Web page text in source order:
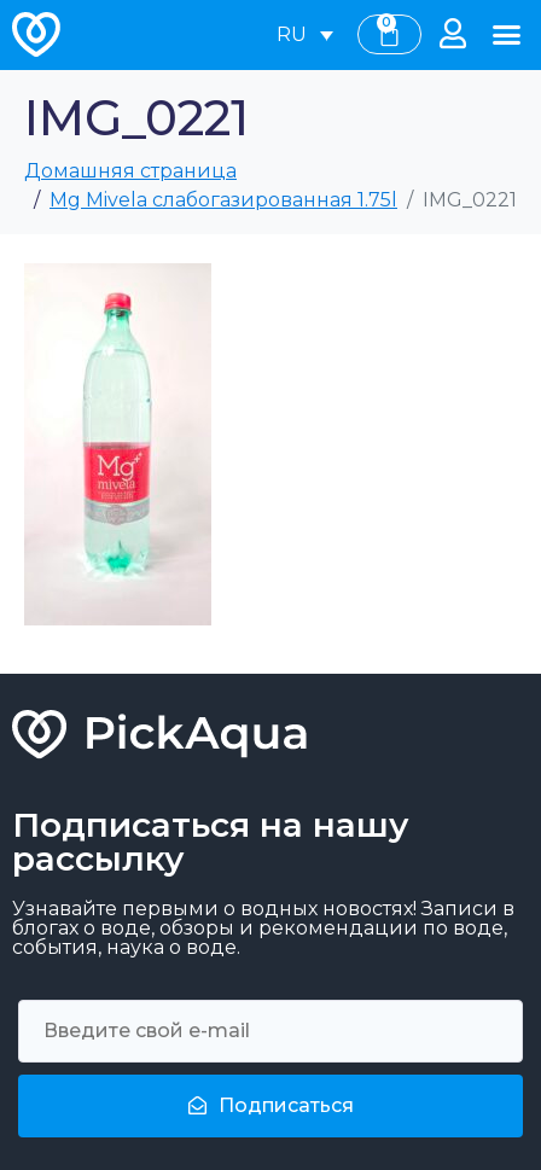
RU
0
IMG_0221
Домашняя страница
Mg Mivela слабогазированная 1.75l
IMG_0221
Подписаться на нашу
рассылку
Узнавайте первыми о водных новостях! Записи в
блогах о воде, обзоры и рекомендации по воде,
события, наука о воде.
Подписаться